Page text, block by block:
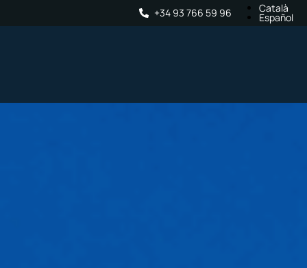
+34 93 766 59 96 Català
Español